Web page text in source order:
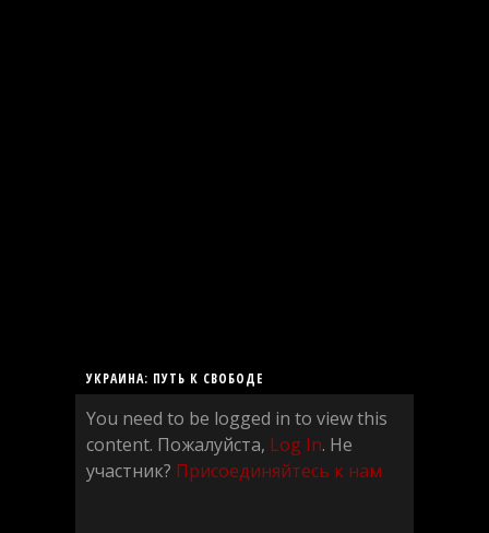
УКРАИНА: ПУТЬ К СВОБОДЕ
You need to be logged in to view this
content. Пожалуйста, Log In. Не
участник? Присоединяйтесь к нам